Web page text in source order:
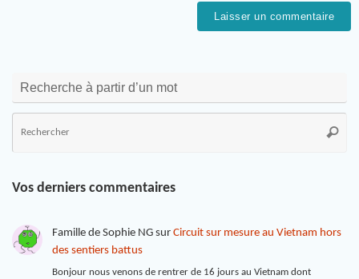
Recherche à partir d’un mot
Vos derniers commentaires
Famille de Sophie NGsur Circuit sur mesure au Vietnam hors
des sentiers battus
Bonjour nous venons de rentrer de 16 jours au Vietnam dont